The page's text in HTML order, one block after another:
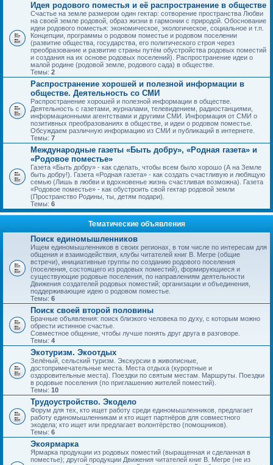
Идея родового поместья и её распространение в обществе
Счастье на земле размером один гектар: сотворение пространства Любви
на своей земле родовой, образ жизни в гармонии с природой. Обоснование
идеи родового поместья: экономическое, экологическое, социальное и т.п.
Концепции, программы о родовом поместье и родовом поселении
(развитие общества, государства, его политического строя через
преобразование и развитие страны путём обустройства родовых поместий
и создания на их основе родовых поселений). Распространение идеи о
малой родине (родовой земле, родового сада) в обществе.
Темы: 2
Распространение хорошей и полезной информации в
обществе. Деятельность со СМИ
Распространение хорошей и полезной информации в обществе.
Деятельность с газетами, журналами, телевидением, радиостанциями,
информационными агентствами и другими СМИ. Информация от СМИ о
позитивных преобразованиях в обществе, и идеи о родовом поместье.
Обсуждаем различную информацию из СМИ и публикаций в интернете.
Темы: 7
Международные газеты «Быть добру», «Родная газета» и
«Родовое поместье»
Газета «Быть добру» - как сделать, чтобы всем было хорошо (А на Земле
быть добру!). Газета «Родная газета» - как создать счастливую и любящую
семью (Лишь в любви и вдохновенье жизнь счастливая возможна). Газета
«Родовое поместье» - как обустроить свой гектар родовой земли
(Пространство Родины, ты, детям подари).
Темы: 6
Тематические объявления
Поиск единомышленников
Ищем единомышленников в своих регионах, в том числе по интересам для
общения и взаимодействия, клубы читателей книг В. Мегре (общие
встречи), инициативные группы по созданию родового поселения
(поселения, состоящего из родовых поместий), формирующиеся и
существующие родовые поселения, по направлениям деятельности
Движения создателей родовых поместий; организации и объединения,
поддерживающие идею о родовом поместье.
Темы: 6
Поиск своей второй половины
Брачные объявления: поиск близкого человека по духу, с которым можно
обрести истинное счастье.
Совместное общение, чтобы лучше понять друг друга в разговоре.
Темы: 4
Экотуризм. Экоотдых
Зелёный, сельский туризм. Экскурсии в живописные,
достопримечательные места. Места отдыха (курортные и
оздоровительные места). Поездки по святым местам. Маршруты. Поездки
в родовые поселения (по приглашению жителей поместий).
Темы: 10
Трудоустройство. Экодело
Форум для тех, кто ищет работу среди единомышленников, предлагает
работу единомышленникам и кто ищет партнёров для совместного
экодела; кто ищет или предлагает волонтёрство (помощников).
Темы: 6
Экоярмарка
Ярмарка продукции из родовых поместий (выращенная и сделанная в
поместье); другой продукции Движения читателей книг В. Мегре (не из